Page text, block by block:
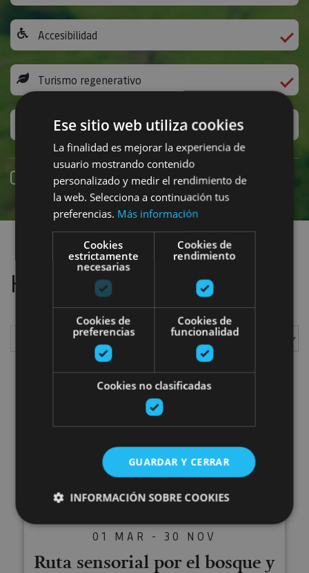
Accesibilidad
Turismo regenerativo
Experiencias exclusivas
Reserva online
Encuentra planes
Hemos localizado1
01 MAR - 30 NOV
Ruta sensorial por el bosque y
Ese sitio web utiliza cookies
La finalidad es mejorar la experiencia de
usuario mostrando contenido
personalizado y medir el rendimiento de
la web. Selecciona a continuación tus
preferencias. Más información
Cookies
estrictamente
necesarias
Cookies de
rendimiento
Cookies de
preferencias
Cookies de
funcionalidad
Cookies no clasificadas
GUARDAR Y CERRAR
INFORMACIÓN SOBRE COOKIES
Cookies estrictamente necesarias